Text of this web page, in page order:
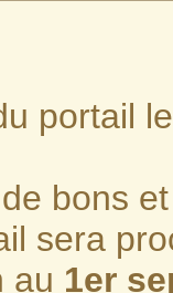
portail
bons
sera
au 1er